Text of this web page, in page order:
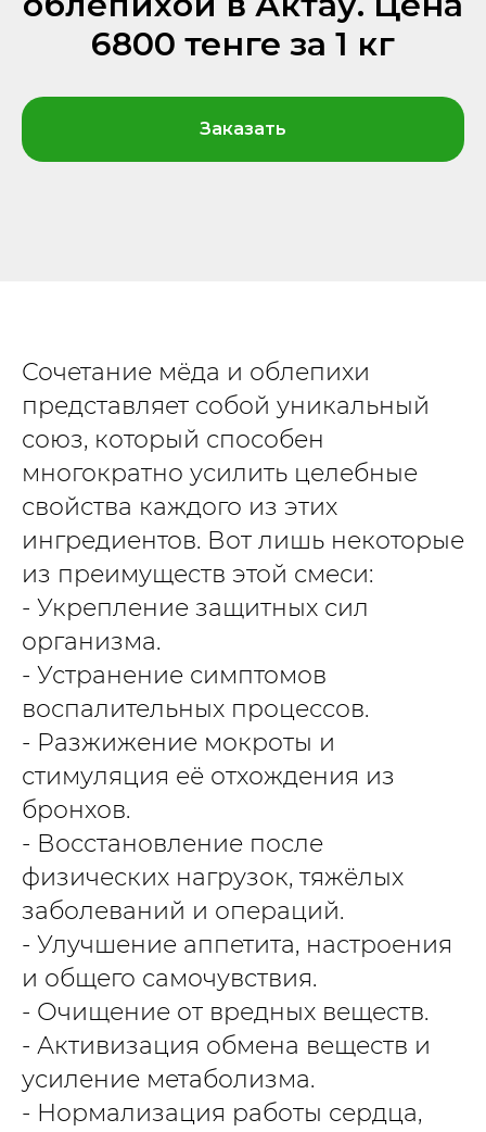
6800 тенге за 1 кг
Заказать
Сочетание мёда и облепихи
представляет собой уникальный
союз, который способен
многократно усилить целебные
свойства каждого из этих
ингредиентов. Вот лишь некоторые
из преимуществ этой смеси:
- Укрепление защитных сил
организма.
- Устранение симптомов
воспалительных процессов.
- Разжижение мокроты и
стимуляция её отхождения из
бронхов.
- Восстановление после
физических нагрузок, тяжёлых
заболеваний и операций.
- Улучшение аппетита, настроения
и общего самочувствия.
- Очищение от вредных веществ.
- Активизация обмена веществ и
усиление метаболизма.
- Нормализация работы сердца,